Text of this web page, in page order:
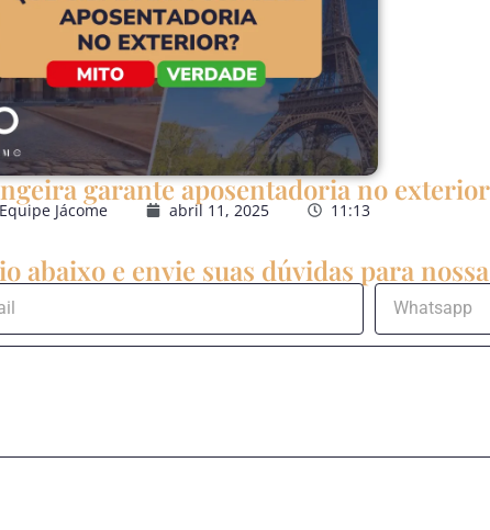
garante aposentadoria no
Jácome abril 11, 2025 11:13
abaixo e envie suas dúvidas para